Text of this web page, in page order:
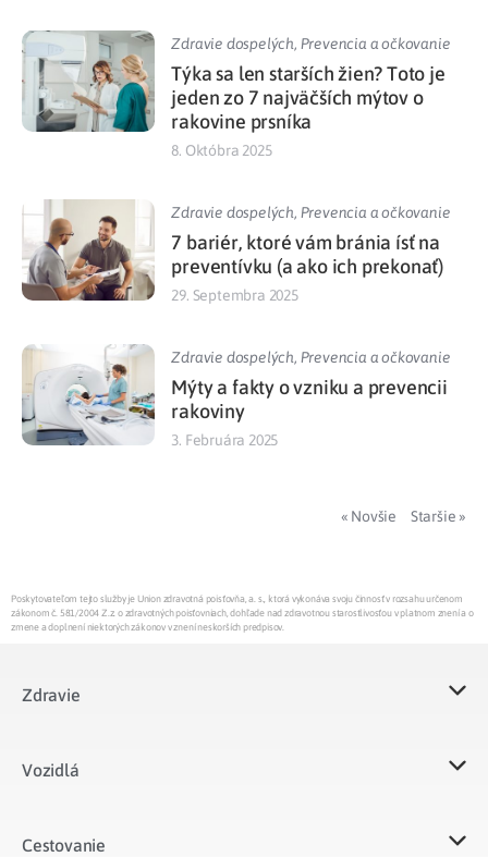
Zdravie dospelých, Prevencia a očkovanie
Týka sa len starších žien? Toto je
jeden zo 7 najväčších mýtov o
rakovine prsníka
8. Októbra 2025
Zdravie dospelých, Prevencia a očkovanie
7 bariér, ktoré vám bránia ísť na
preventívku (a ako ich prekonať)
29. Septembra 2025
Zdravie dospelých, Prevencia a očkovanie
Mýty a fakty o vzniku a prevencii
rakoviny
3. Februára 2025
« Novšie Staršie »
Poskytovateľom tejto služby je Union zdravotná poisťovňa, a. s., ktorá vykonáva svoju činnosť v rozsahu určenom
zákonom č. 581/2004 Z.z. o zdravotných poisťovniach, dohľade nad zdravotnou starostlivosťou v platnom znení a o
zmene a doplnení niektorých zákonov v znení neskorších predpisov.
Zdravie
Vozidlá​
Cestovanie